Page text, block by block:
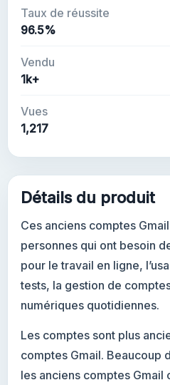
Taux de réussite
96.5%
Vendu
1k+
Vues
1,217
Détails du produit
Ces anciens comptes
personnes qui ont besoin
pour le travail en ligne,
tests, la gestion de
numériques quotidiennes.
Les comptes sont plus
comptes Gmail. Beaucoup
les anciens comptes Gmail